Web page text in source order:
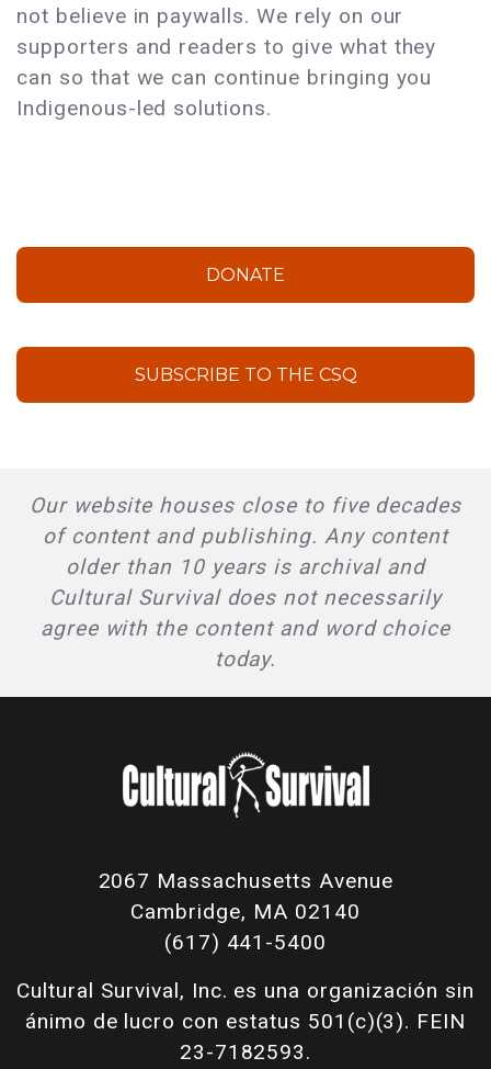
not believe in paywalls. We rely on our
supporters and readers to give what they
can so that we can continue bringing you
Indigenous-led solutions.
DONATE
SUBSCRIBE TO THE CSQ
Our website houses close to five decades
of content and publishing. Any content
older than 10 years is archival and
Cultural Survival does not necessarily
agree with the content and word choice
today.
2067 Massachusetts Avenue
Cambridge, MA 02140
(617) 441-5400
Cultural Survival, Inc. es una organización sin
ánimo de lucro con estatus 501(c)(3). FEIN
23-7182593.